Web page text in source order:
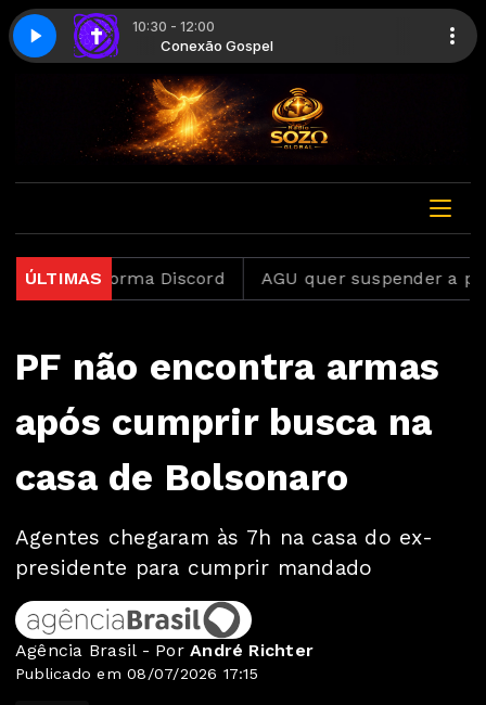
10:30 - 12:00
Conexão Gospel
3 Conexão gospel - Parte 3
ÚLTIMAS
plataforma Discord AGU quer suspender a
PF não encontra armas
após cumprir busca na
casa de Bolsonaro
Agentes chegaram às 7h na casa do ex-
presidente para cumprir mandado
Agência Brasil - PorAndré Richter
Publicado em 08/07/2026 17:15